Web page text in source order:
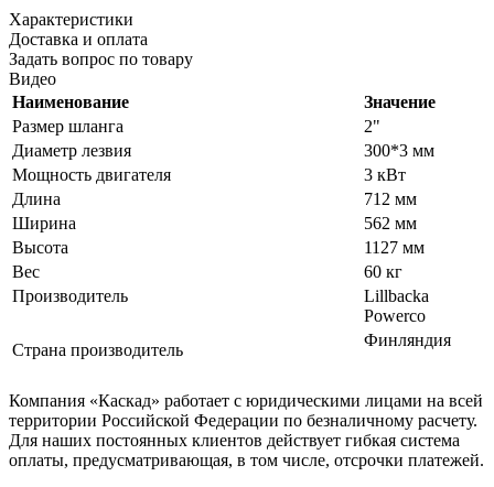
Характеристики
Доставка и оплата
Задать вопрос по товару
Видео
Наименование
Значение
Размер шланга
2"
Диаметр лезвия
300*3 мм
Мощность двигателя
3 кВт
Длина
712 мм
Ширина
562 мм
Высота
1127 мм
Вес
60 кг
Производитель
Lillbacka
Powerco
Страна производитель
Финляндия
Компания «Каскад» работает с юридическими лицами на всей
территории Российской Федерации по безналичному расчету.
Для наших постоянных клиентов действует гибкая система
оплаты, предусматривающая, в том числе, отсрочки платежей.